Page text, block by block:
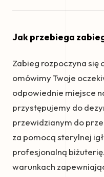
Jak przebiega
Zabieg rozpoczyna się
omówimy Twoje
odpowiednie miejsce
przystępujemy do
przewidzianym do
za pomocą sterylnej
profesjonalną
warunkach